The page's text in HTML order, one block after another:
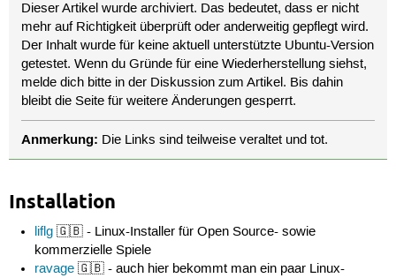
Dieser Artikel wurde archiviert. Das bedeutet, dass er nicht
mehr auf Richtigkeit überprüft oder anderweitig gepflegt wird.
Der Inhalt wurde für keine aktuell unterstützte Ubuntu-Version
getestet. Wenn du Gründe für eine Wiederherstellung siehst,
melde dich bitte in der Diskussion zum Artikel. Bis dahin
bleibt die Seite für weitere Änderungen gesperrt.
Anmerkung: Die Links sind teilweise veraltet und tot.
Installation
liflg 🇬🇧 - Linux-Installer für Open Source- sowie
kommerzielle Spiele
ravage 🇬🇧 - auch hier bekommt man ein paar Linux-